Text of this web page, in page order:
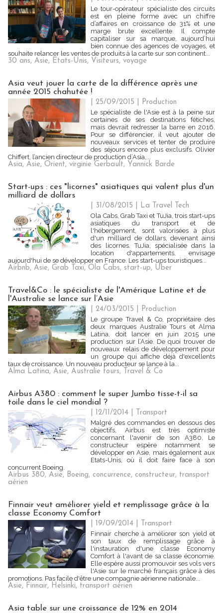
Le tour-opérateur spécialiste des circuits
est en pleine forme avec un chiffre
d’affaires en croissance de 31% et une
marge brute excellente. Il compte
capitaliser sur sa marque, aujourd’hui
bien connue des agences de voyages, et
souhaite relancer les ventes de produits à la carte sur son continent...
30 ans, Asie, Etats-Unis, Visiteurs, voyage
Asia veut jouer la carte de la différence après une
année 2015 chahutée !
| 25/09/2015
Production
Le spécialiste de l'Asie est à la peine sur
certaines de ses destinations fétiches,
mais devrait redresser la barre en 2016.
Pour se différencier, il veut ajouter de
nouveaux services et tenter de produire
des séjours encore plus exclusifs. Olivier
Chiffert, l’ancien directeur de production d’Asia,...
Asia, Asie, Orient, virginie Gerbault, Yannick Barde
Start-ups : ces "licornes" asiatiques qui valent plus d'un
milliard de dollars
| 31/08/2015
La Travel Tech
Ola Cabs, Grab Taxi et TuJia, trois start-ups
asiatiques du transport et de
l'hébergement, sont valorisées à plus
d'un milliard de dollars, devenant ainsi
des licornes. TuJia, spécialisée dans la
location d'appartements, envisage
aujourd'hui de se développer en France. Les start-ups touristiques...
Airbnb, Asie, Grab Taxi, Ola Cabs, start-up, Uber
Travel&Co : le spécialiste de l'Amérique Latine et de
l'Australie se lance sur l’Asie
| 24/03/2015
Production
Le groupe Travel & Co, propriétaire des
deux marques Australie Tours et Alma
Latina, doit lancer en juin 2015 une
production sur l’Asie. De quoi trouver de
nouveaux relais de développement pour
un groupe qui affiche déjà d'excellents
taux de croissance. Un nouveau producteur se lance à la...
Alma Latina, Asie, Australie tours, Travel & Co
Airbus A380 : comment le super Jumbo tisse-t-il sa
toile dans le ciel mondial ?
| 12/11/2014
Transport
Malgré des commandes en dessous des
objectifs, Airbus est très optimiste
concernant l'avenir de son A380. Le
constructeur espère notamment se
développer en Asie, mais également aux
Etats-Unis, où il doit faire face à son
concurrent Boeing.
Airbus 380, Asie, Boeing, concurrence, constructeur, transport
aérien
Finnair veut améliorer yield et remplissage grâce à la
classe Economy Comfort
| 19/09/2014
Transport
Finnair cherche à améliorer son yield et
son taux de remplissage grâce à
l'instauration d'une classe Economy
Comfort à l'avant de sa classe économie.
Elle espère aussi promouvoir ses vols vers
l'Asie sur le marché français grâce à des
promotions. Pas facile d'être une compagnie aérienne nationale...
Asie, Finnair, Helsinki, transport aérien
Asia table sur une croissance de 12% en 2014